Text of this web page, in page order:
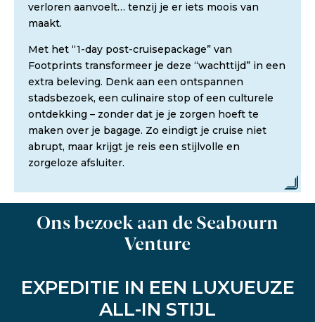
verloren aanvoelt… tenzij je er iets moois van
maakt.
Met het “1-day post-cruisepackage” van
Footprints transformeer je deze “wachttijd” in een
extra beleving. Denk aan een ontspannen
stadsbezoek, een culinaire stop of een culturele
ontdekking – zonder dat je je zorgen hoeft te
maken over je bagage. Zo eindigt je cruise niet
abrupt, maar krijgt je reis een stijlvolle en
zorgeloze afsluiter.
Ons bezoek aan de Seabourn
Venture
EXPEDITIE IN EEN LUXUEUZE
ALL-IN STIJL